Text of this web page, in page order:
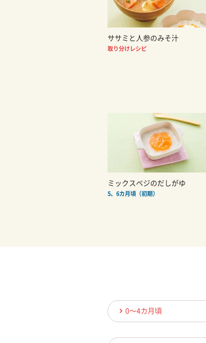
ササミと人参のみそ汁
取り分けレシピ
ミックスベジのだしがゆ
5、6カ月頃（初期）
0〜4カ月頃